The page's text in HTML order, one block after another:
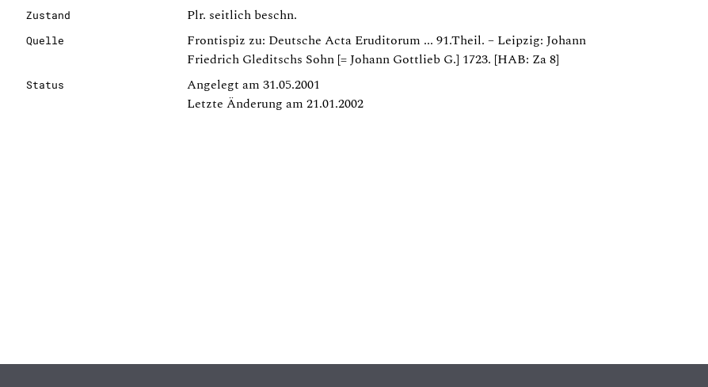
Zustand Plr. seitlich beschn.
Quelle
Frontispiz zu: Deutsche Acta Eruditorum ... 91.Theil. – Leipzig: Johann
Friedrich Gleditschs Sohn [= Johann Gottlieb G.] 1723. [HAB: Za 8]
Status
Angelegt am 31.05.2001
Letzte Änderung am 21.01.2002